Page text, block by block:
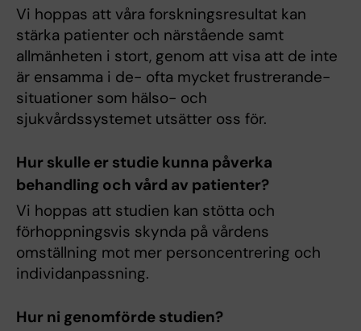
Vi hoppas att våra forskningsresultat kan
stärka patienter och närstående samt
allmänheten i stort, genom att visa att de inte
är ensamma i de- ofta mycket frustrerande-
situationer som hälso- och
sjukvårdssystemet utsätter oss för.
Hur skulle er studie kunna påverka
behandling och vård av patienter?
Vi hoppas att studien kan stötta och
förhoppningsvis skynda på vårdens
omställning mot mer personcentrering och
individanpassning.
Hur ni genomförde studien?